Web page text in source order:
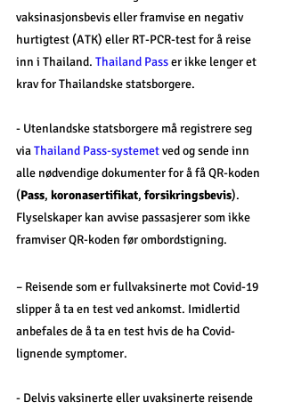
vaksinasjonsbevis eller framvise en negativ
hurtigtest (ATK) eller RT-PCR-test for å reise
inn i Thailand. Thailand Pass er ikke lenger et
krav for Thailandske statsborgere.
- Utenlandske statsborgere må registrere seg
via Thailand Pass-systemet ved og sende inn
alle nødvendige dokumenter for å få QR-koden
(Pass, koronasertifikat, forsikringsbevis).
Flyselskaper kan avvise passasjerer som ikke
framviser QR-koden før ombordstigning.
– Reisende som er fullvaksinerte mot Covid-19
slipper å ta en test ved ankomst. Imidlertid
anbefales de å ta en test hvis de ha Covid-
lignende symptomer.
- Delvis vaksinerte eller uvaksinerte reisende